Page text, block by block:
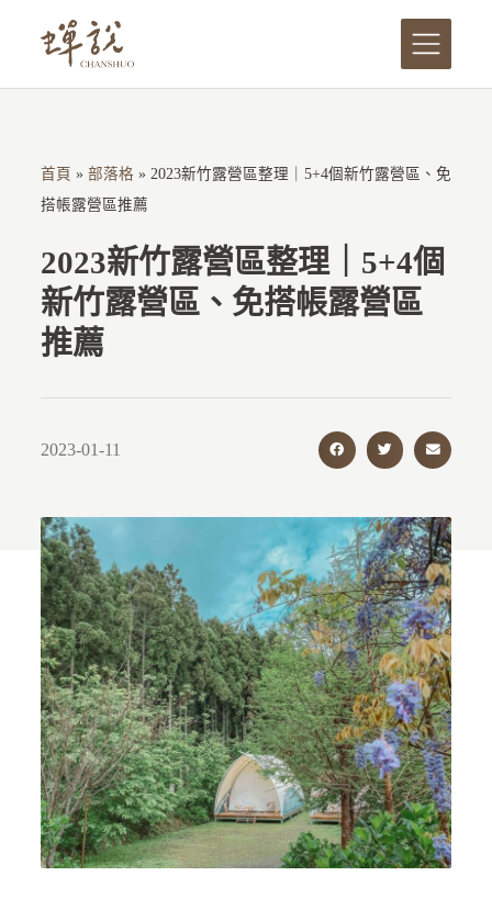
主
首頁 » 部落格 » 2023新竹露營區整理｜5+4個新竹露營區、免
搭帳露營區推薦
2023新竹露營區整理｜5+4個
新竹露營區、免搭帳露營區
推薦
2023-01-11